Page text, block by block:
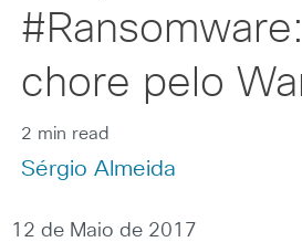
chore pelo
2 min read
Sérgio Almeida
12 de Maio de 2017